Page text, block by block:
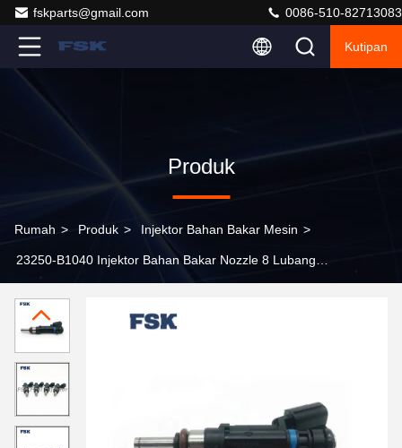
fskparts@gmail.com 0086-510-82713083
Kutipan
Produk
Rumah > Produk > Injektor Bahan Bakar Mesin >
23250-B1040 Injektor Bahan Bakar Nozzle 8 Lubang